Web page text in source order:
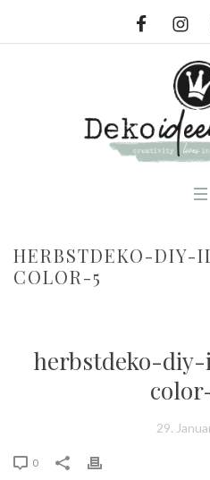
HERBSTDEKO-DIY-
COLOR-5
herbstdeko-
29.
0